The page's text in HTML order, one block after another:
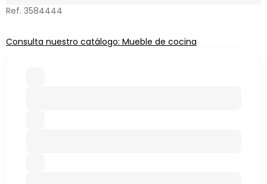
Ref. 3584444
Consulta nuestro catálogo: Mueble de cocina